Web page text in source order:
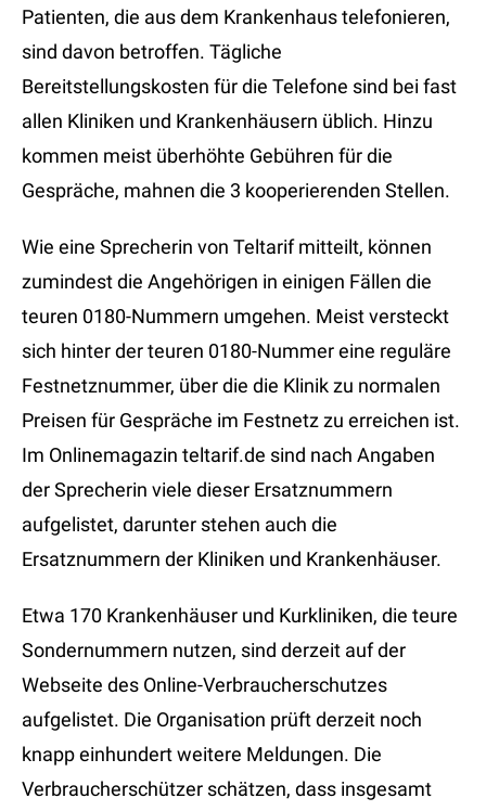
Patienten, die aus dem Krankenhaus telefonieren,
sind davon betroffen. Tägliche
Bereitstellungskosten für die Telefone sind bei fast
allen Kliniken und Krankenhäusern üblich. Hinzu
kommen meist überhöhte Gebühren für die
Gespräche, mahnen die 3 kooperierenden Stellen.
Wie eine Sprecherin von Teltarif mitteilt, können
zumindest die Angehörigen in einigen Fällen die
teuren 0180-Nummern umgehen. Meist versteckt
sich hinter der teuren 0180-Nummer eine reguläre
Festnetznummer, über die die Klinik zu normalen
Preisen für Gespräche im Festnetz zu erreichen ist.
Im Onlinemagazin teltarif.de sind nach Angaben
der Sprecherin viele dieser Ersatznummern
aufgelistet, darunter stehen auch die
Ersatznummern der Kliniken und Krankenhäuser.
Etwa 170 Krankenhäuser und Kurkliniken, die teure
Sondernummern nutzen, sind derzeit auf der
Webseite des Online-Verbraucherschutzes
aufgelistet. Die Organisation prüft derzeit noch
knapp einhundert weitere Meldungen. Die
Verbraucherschützer schätzen, dass insgesamt